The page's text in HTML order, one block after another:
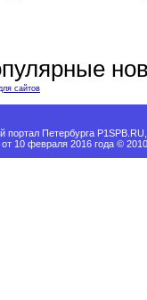
сайтов
портал Петербурга
10 февраля 2016 года ©